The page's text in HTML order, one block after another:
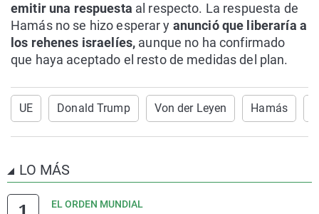
emitir una respuesta al respecto. La respuesta de
Hamás no se hizo esperar y anunció que liberaría a
los rehenes israelíes, aunque no ha confirmado
que haya aceptado el resto de medidas del plan.
UE Donald Trump Von der Leyen Hamás
LO MÁS
EL ORDEN MUNDIAL